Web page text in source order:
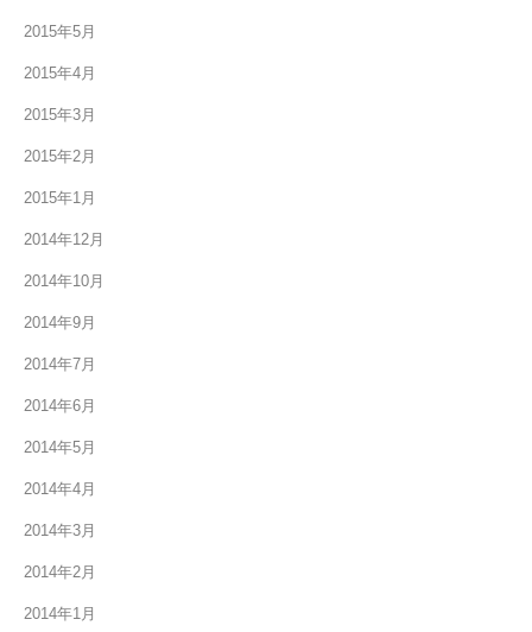
2015年5月
2015年4月
2015年3月
2015年2月
2015年1月
2014年12月
2014年10月
2014年9月
2014年7月
2014年6月
2014年5月
2014年4月
2014年3月
2014年2月
2014年1月